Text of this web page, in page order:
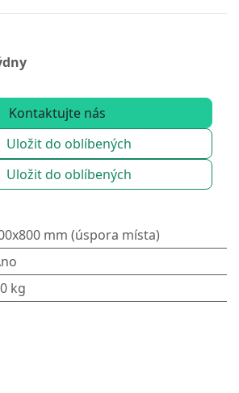
Kontaktujte nás
Uložit do oblíbených
Uložit do oblíbených
mm (úspora místa)
kg